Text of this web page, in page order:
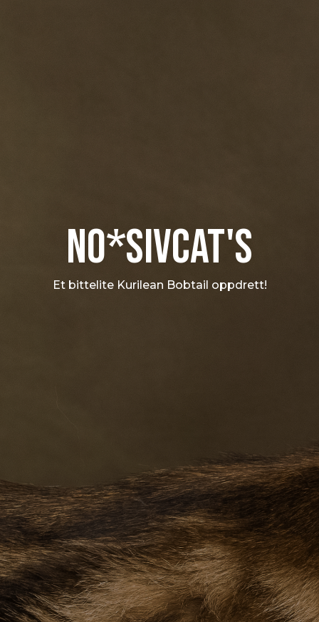
NO*SivCat's
Et bittelite Kurilean Bobtail oppdrett!